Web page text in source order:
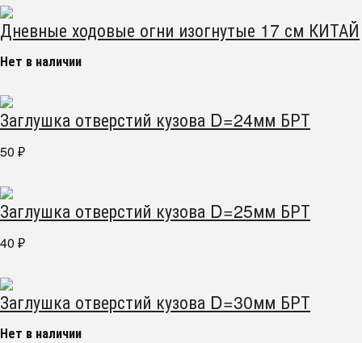
Дневные ходовые огни изогнутые 17 см КИТАЙ
Нет в наличии
Заглушка отверстий кузова D=24мм БРТ
50 ₽
Заглушка отверстий кузова D=25мм БРТ
40 ₽
Заглушка отверстий кузова D=30мм БРТ
Нет в наличии